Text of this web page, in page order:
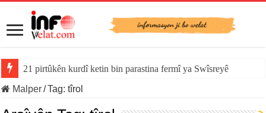
21 pirtûkên kurdî ketin bin parastina fermî ya Swîsreyê
Malper/Tag:tîrol